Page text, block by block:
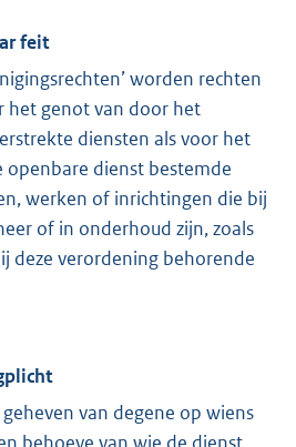
feit
worden rechten
het genot van door het
diensten als voor het
openbare dienst bestemde
werken of inrichtingen die bij
of in onderhoud zijn, zoals
deze verordening behorende
van degene op wiens